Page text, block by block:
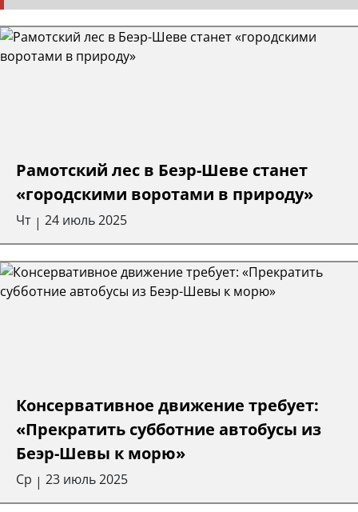
Рамотский лес в Беэр-Шеве станет
«городскими воротами в природу»
Чт | 24 июль 2025
Консервативное движение требует:
«Прекратить субботние автобусы из
Беэр-Шевы к морю»
Ср | 23 июль 2025